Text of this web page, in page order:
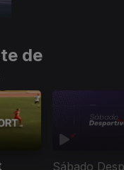
de
Sábado